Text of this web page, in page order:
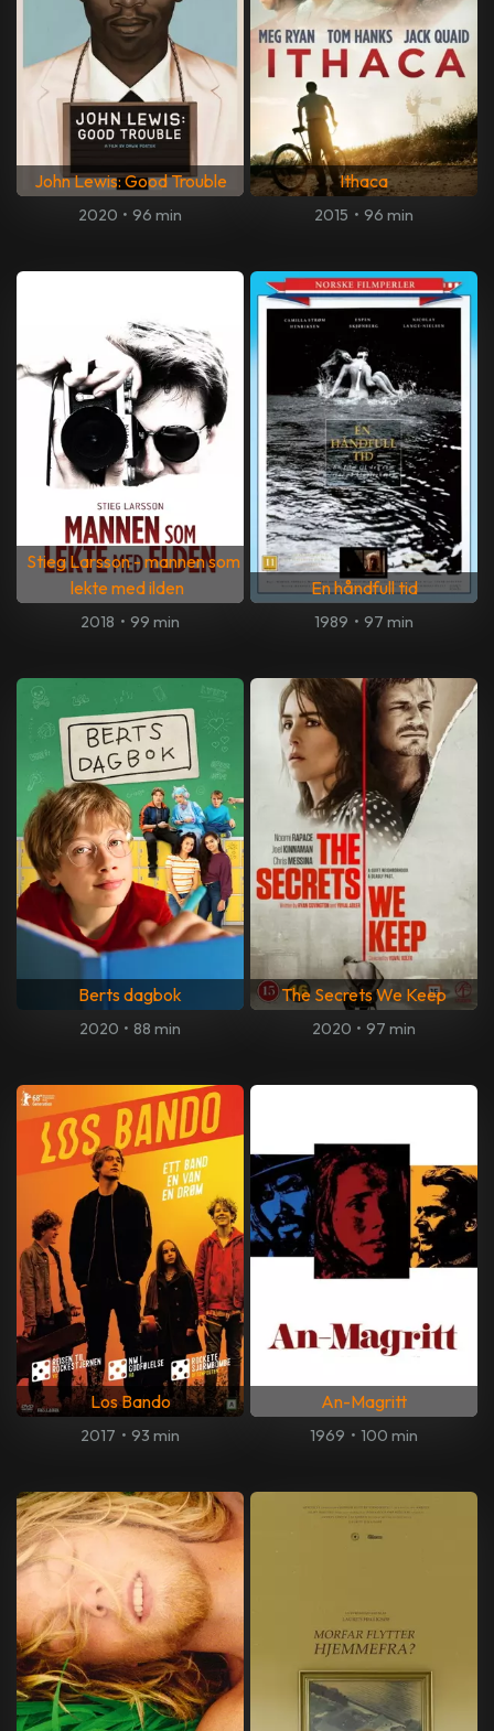
John Lewis: Good Trouble
2020 • 96 min
Ithaca
2015 • 96 min
Stieg Larsson - mannen som
lekte med ilden
2018 • 99 min
En håndfull tid
1989 • 97 min
Berts dagbok
2020 • 88 min
The Secrets We Keep
2020 • 97 min
Los Bando
2017 • 93 min
An-Magritt
1969 • 100 min